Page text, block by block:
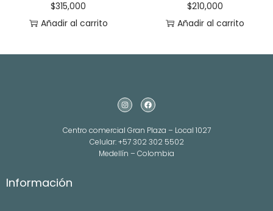
$315,000
Añadir al carrito
$210,000
Añadir al carrito
Centro comercial Gran Plaza – Local 1027
Celular: +57 302 302 5502
Medellín – Colombia
Información